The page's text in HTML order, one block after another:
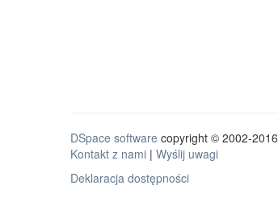
DSpace software copyright © 2002-2016
Kontakt z nami | Wyślij uwagi
Deklaracja dostępności